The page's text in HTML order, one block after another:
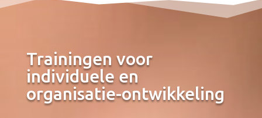
Trainingen voor
individuele en
organisatie-ontwikkeling